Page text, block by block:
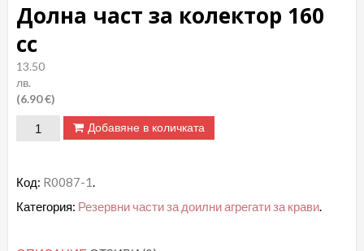
Долна част за колектор 160
сс
13.50
лв.
(6.90 €)
количество
част
за
Добавяне в количката
Код: R0087-1.
Категория: Резервни части за доилни агрегати за крави.